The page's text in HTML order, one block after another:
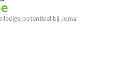
potentieel bij Joma